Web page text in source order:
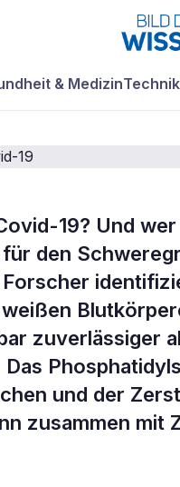
& Medizin
für
von
19? Und
den
zuverlässiger
und der
zusammen mit